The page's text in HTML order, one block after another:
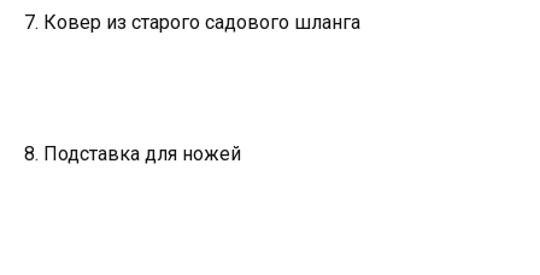
7. Ковер из старого садового шланга
8. Подставка для ножей